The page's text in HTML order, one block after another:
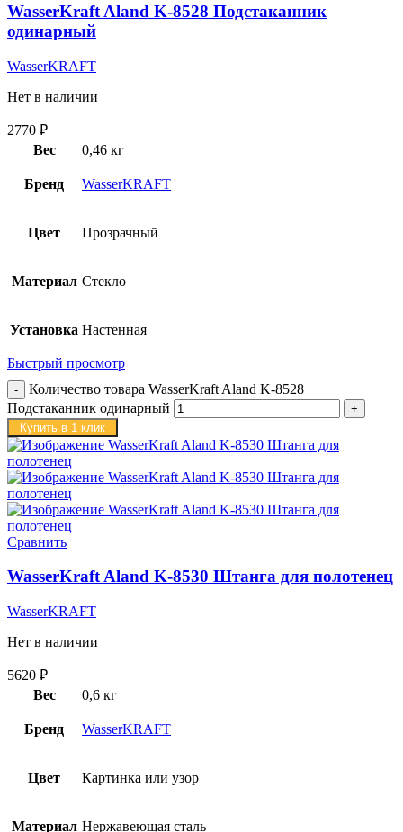
WasserKraft Aland K-8528 Подстаканник
одинарный
WasserKRAFT
Нет в наличии
2770 ₽
Вес
0,46 кг
Бренд WasserKRAFT
Цвет Прозрачный
Материал Стекло
Установка Настенная
Быстрый просмотр
Количество товара WasserKraft Aland K-8528
Подстаканник одинарный
Купить в 1 клик
Сравнить
WasserKraft Aland K-8530 Штанга для полотенец
WasserKRAFT
Нет в наличии
5620 ₽
Вес
0,6 кг
Бренд WasserKRAFT
Цвет Картинка или узор
Материал Нержавеющая сталь